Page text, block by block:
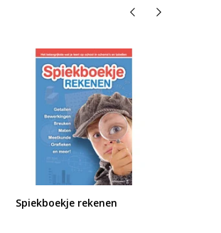
Spiekboekje rekenen